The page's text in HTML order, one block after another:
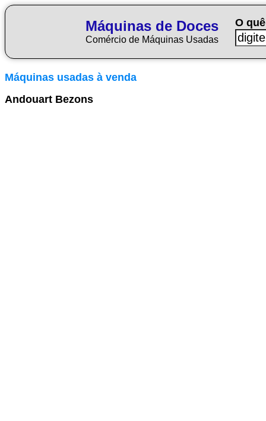
Máquinas de Doces
Comércio de Máquinas Usadas
O
Máquinas usadas à venda
Andouart Bezons